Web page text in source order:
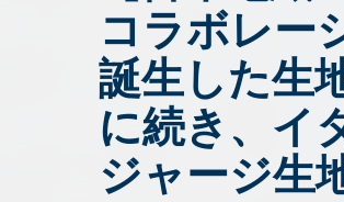
コラボレー
誕生した生
に続き、イ
ジャージ生